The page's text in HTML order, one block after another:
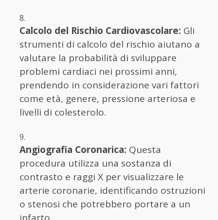
Calcolo del Rischio Cardiovascolare: Gli
strumenti di calcolo del rischio aiutano a
valutare la probabilità di sviluppare
problemi cardiaci nei prossimi anni,
prendendo in considerazione vari fattori
come età, genere, pressione arteriosa e
livelli di colesterolo.
Angiografia Coronarica: Questa
procedura utilizza una sostanza di
contrasto e raggi X per visualizzare le
arterie coronarie, identificando ostruzioni
o stenosi che potrebbero portare a un
infarto.